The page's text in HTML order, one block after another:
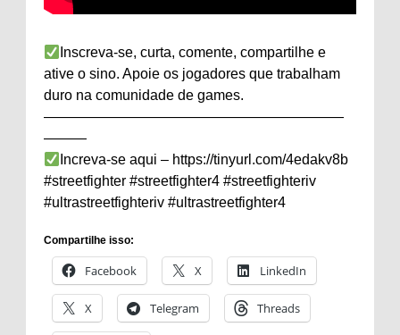
Inscreva-se, curta, comente, compartilhe e
ative o sino. Apoie os jogadores que trabalham
duro na comunidade de games.
—————————————————————
———
Increva-se aqui – https://tinyurl.com/4edakv8b
#streetfighter #streetfighter4 #streetfighteriv
#ultrastreetfighteriv #ultrastreetfighter4
Compartilhe isso:
Facebook X LinkedIn
X Telegram Threads